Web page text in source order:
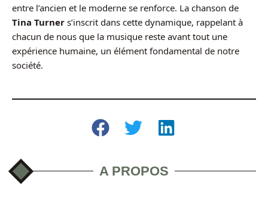
entre l’ancien et le moderne se renforce. La chanson de
Tina Turner s’inscrit dans cette dynamique, rappelant à
chacun de nous que la musique reste avant tout une
expérience humaine, un élément fondamental de notre
société.
A PROPOS